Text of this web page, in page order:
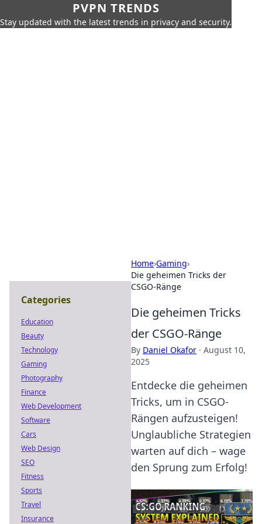
PVPN TRENDS
Stay updated with the latest trends in privacy and security.
Home›Gaming›
Die geheimen Tricks der
CSGO-Ränge
Die geheimen Tricks
der CSGO-Ränge
By Daniel Okafor · August 10,
2025
Entdecke die geheimen
Tricks, um in CSGO-
Rängen aufzusteigen!
Unglaubliche Strategien
warten auf dich – wage
den Sprung zum Erfolg!
Categories
Education
Beauty
Technology
Gaming
Photography
Finance
Web Development
Software
Cars
Web Design
SEO
Fitness
Sports
Travel
Insurance